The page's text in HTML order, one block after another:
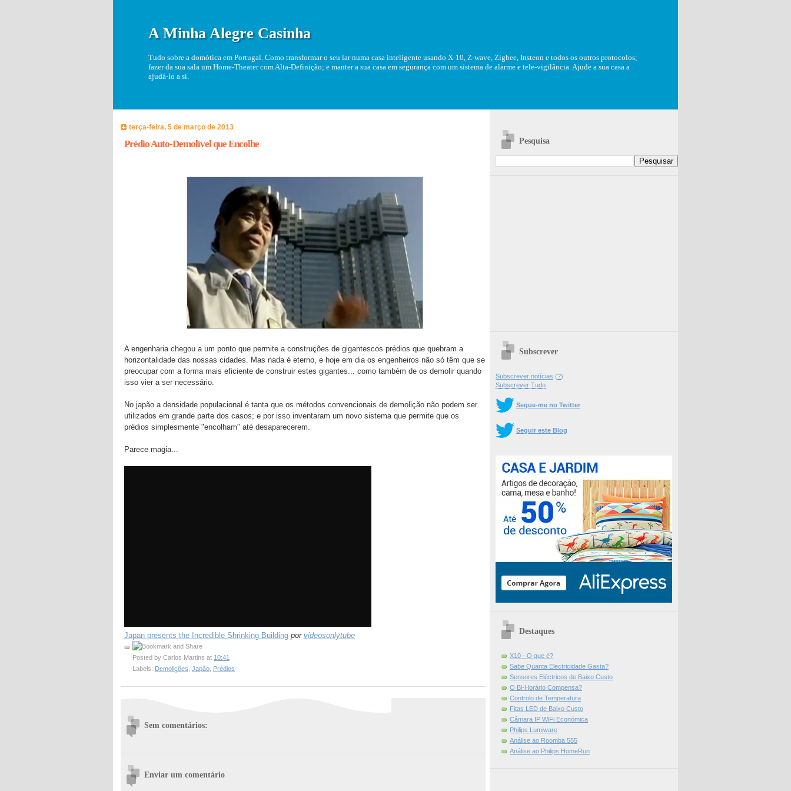
A Minha Alegre Casinha
Tudo sobre a domótica em Portugal. Como transformar o seu lar numa casa inteligente usando X-10, Z-wave, Zigbee, Insteon e todos os outros protocolos;
fazer da sua sala um Home-Theater com Alta-Definição; e manter a sua casa em segurança com um sistema de alarme e tele-vigilância. Ajude a sua casa a
ajudá-lo a si.
terça-feira, 5 de março de 2013
Prédio Auto-Demolível que Encolhe
A engenharia chegou a um ponto que permite a construções de gigantescos prédios que quebram a
horizontalidade das nossas cidades. Mas nada é eterno, e hoje em dia os engenheiros não só têm que se
preocupar com a forma mais eficiente de construir estes gigantes... como também de os demolir quando
isso vier a ser necessário.
No japão a densidade populacional é tanta que os métodos convencionais de demolição não podem ser
utilizados em grande parte dos casos; e por isso inventaram um novo sistema que permite que os
prédios simplesmente "encolham" até desaparecerem.
Parece magia...
Japan presents the Incredible Shrinking Building por videosonlytube
Posted by Carlos Martins at 10:41
Labels: Demolições, Japão, Prédios
Sem comentários:
Enviar um comentário
Pesquisa
Subscrever
Subscrever notícias (?)
Subscrever Tudo
Segue-me no Twitter
Seguir este Blog
Destaques
X10 - O que é?
Sabe Quanta Electricidade Gasta?
Sensores Eléctricos de Baixo Custo
O Bi-Horário Compensa?
Controlo de Temperatura
Fitas LED de Baixo Custo
Câmara IP WiFi Económica
Philips Lumiware
Análise ao Roomba 555
Análise ao Philips HomeRun